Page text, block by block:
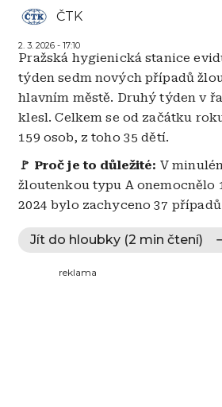
ČTK
2. 3. 2026 - 17:10
Pražská hygienická stanice
týden sedm nových případů
hlavním městě. Druhý týden v
klesl. Celkem se od začátku
159 osob, z toho 35 dětí.
🚩 Proč je to důležité: V
žloutenkou typu A onemocnělo
2024 bylo zachyceno 37
Jít do hloubky (2 min čtení)
reklama